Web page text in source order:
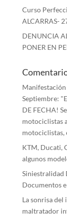
Curso
ALCARRAS-
DENUNCIA
PONER EN
Septiembre:
DE FECHA!
motociclistas
motociclistas,
KTM, Ducati,
algunos
Siniestralidad
Documentos
La sonrisa del
maltratador